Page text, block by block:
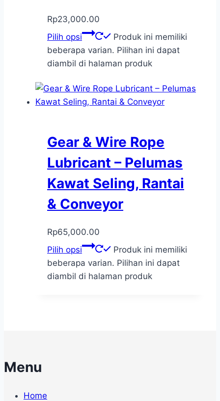
Rp23,000.00
Pilih opsi
Produk ini memiliki
beberapa varian. Pilihan ini dapat
diambil di halaman produk
Gear & Wire Rope
Lubricant – Pelumas
Kawat Seling, Rantai
& Conveyor
Rp65,000.00
Pilih opsi
Produk ini memiliki
beberapa varian. Pilihan ini dapat
diambil di halaman produk
Menu
Home